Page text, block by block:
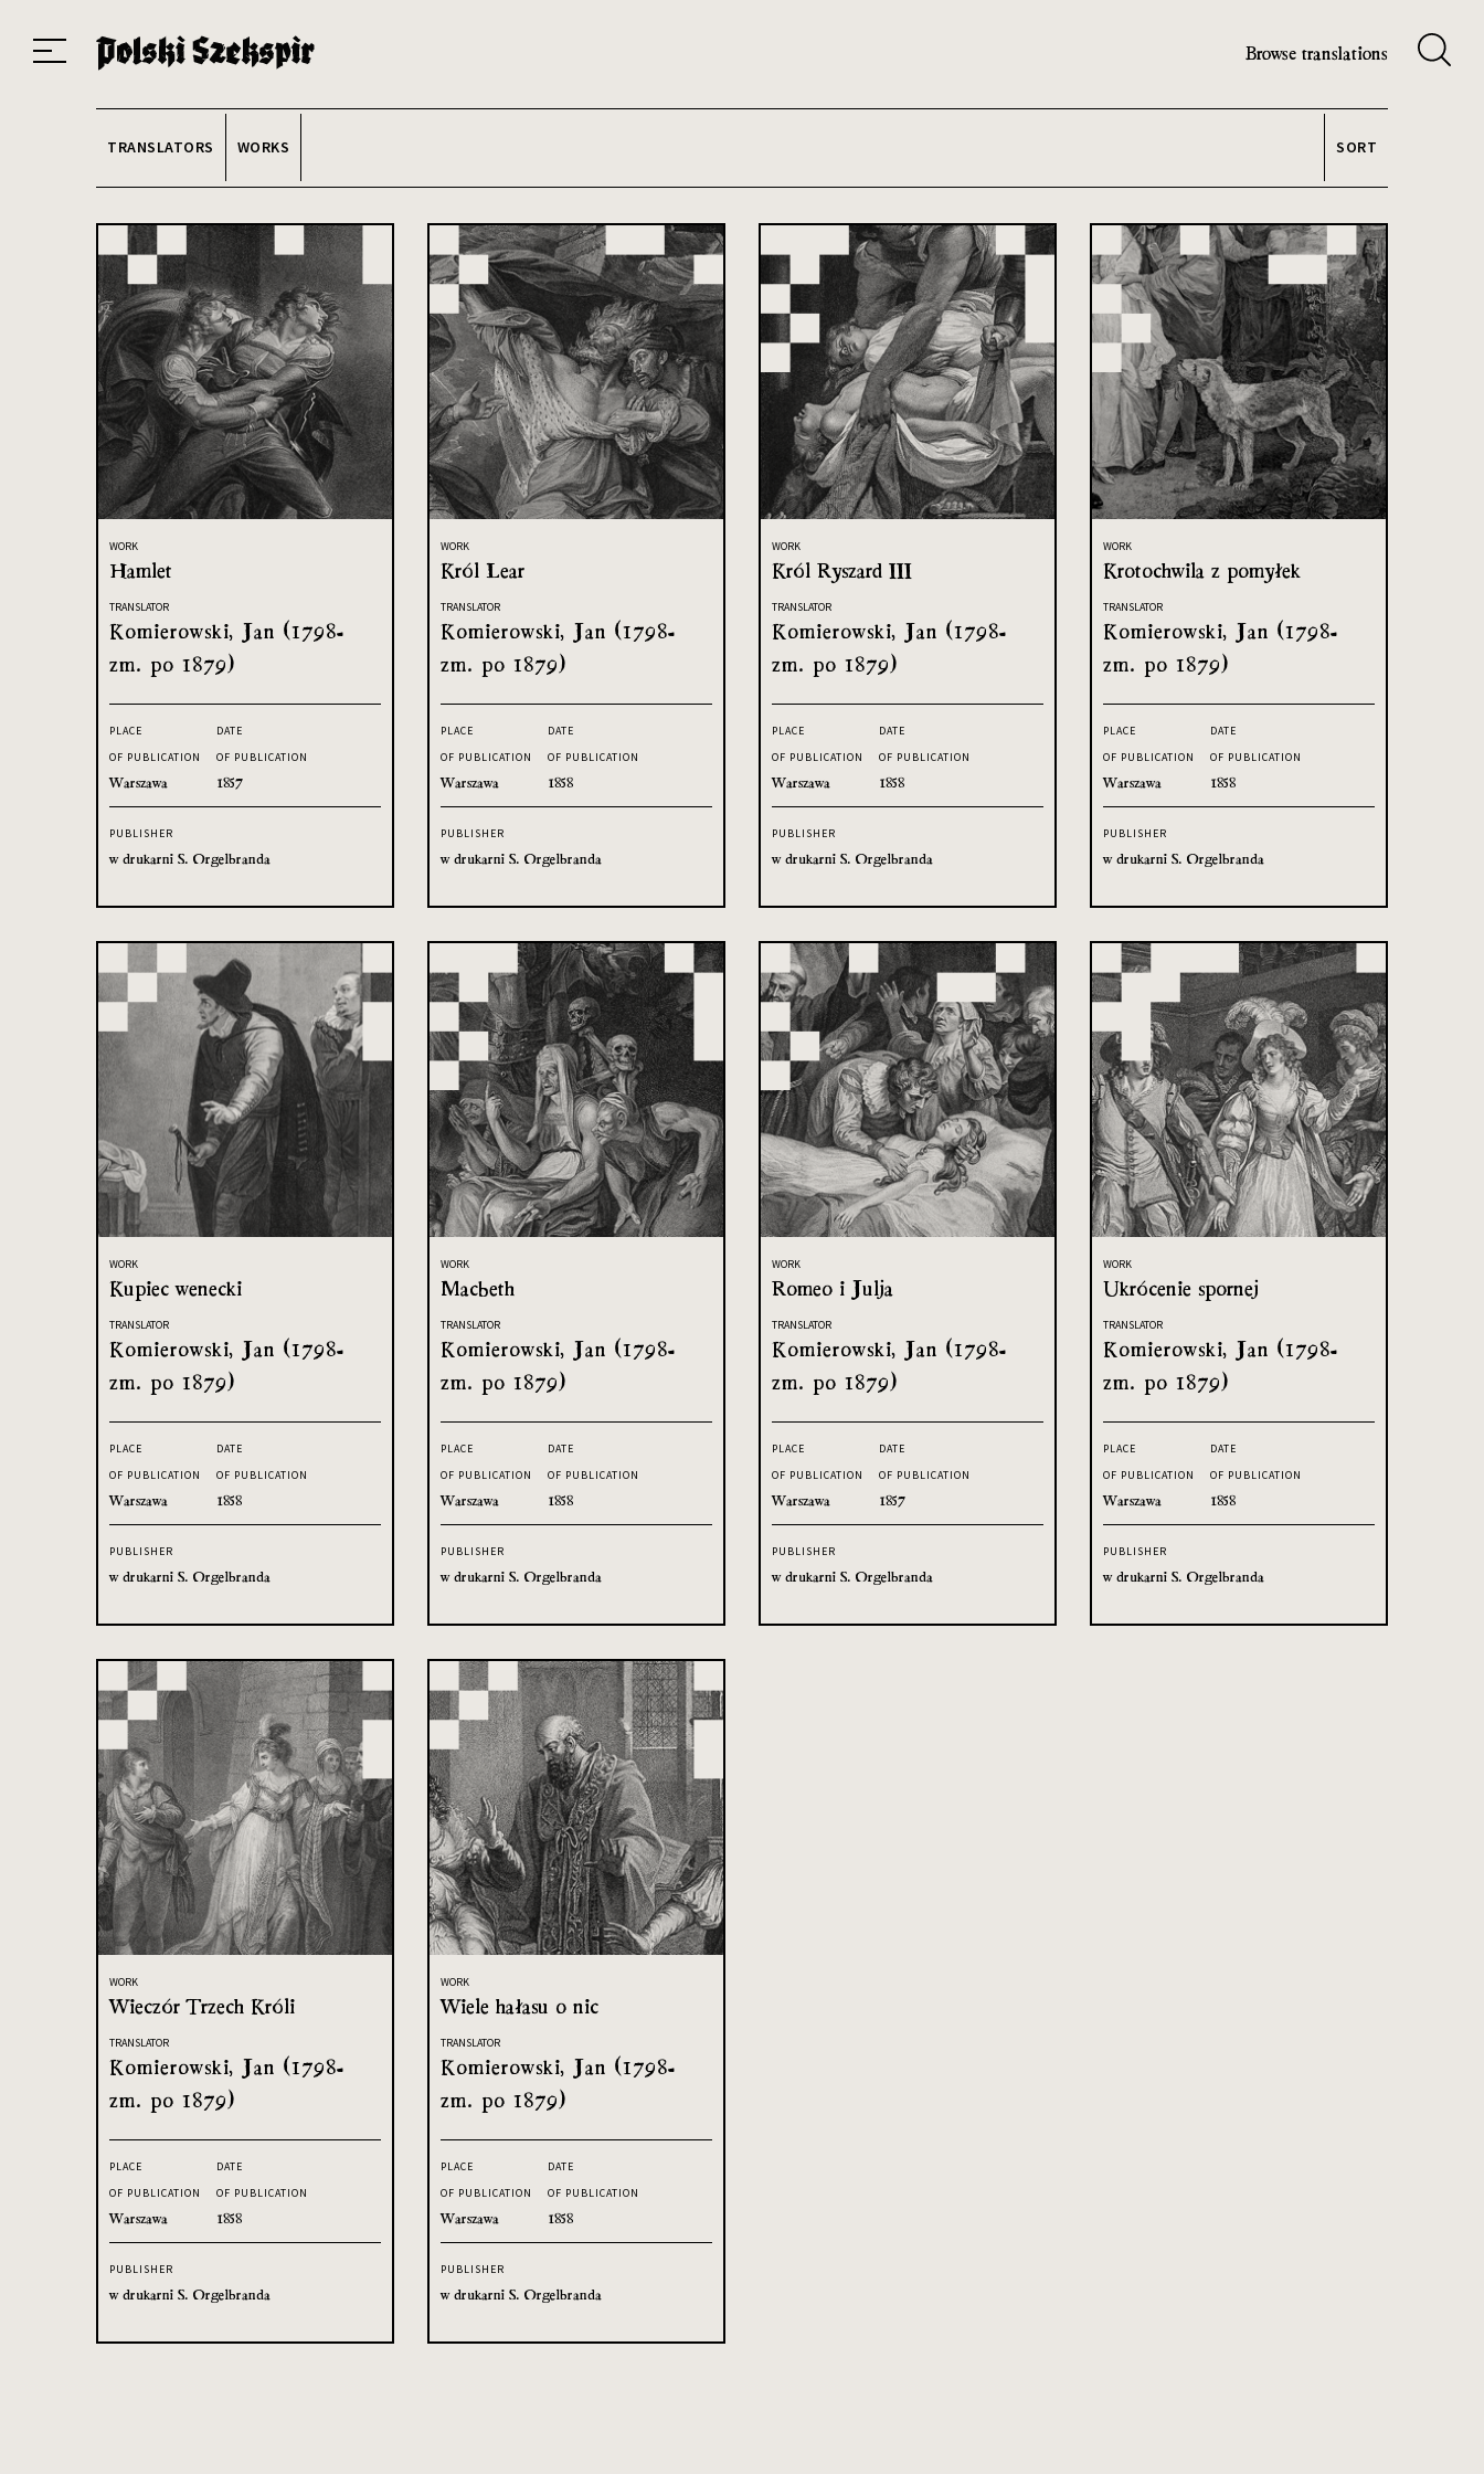
Browse translations
TRANSLATORS WORKS SORT
WORK
Hamlet
TRANSLATOR
Komierowski, Jan (1798-
zm. po 1879)
PLACE
OF PUBLICATION
Warszawa
DATE
OF PUBLICATION
1857
PUBLISHER
w drukarni S. Orgelbranda
WORK
Król Lear
TRANSLATOR
Komierowski, Jan (1798-
zm. po 1879)
PLACE
OF PUBLICATION
Warszawa
DATE
OF PUBLICATION
1858
PUBLISHER
w drukarni S. Orgelbranda
WORK
Król Ryszard III
TRANSLATOR
Komierowski, Jan (1798-
zm. po 1879)
PLACE
OF PUBLICATION
Warszawa
DATE
OF PUBLICATION
1858
PUBLISHER
w drukarni S. Orgelbranda
WORK
Krotochwila z pomyłek
TRANSLATOR
Komierowski, Jan (1798-
zm. po 1879)
PLACE
OF PUBLICATION
Warszawa
DATE
OF PUBLICATION
1858
PUBLISHER
w drukarni S. Orgelbranda
WORK
Kupiec wenecki
TRANSLATOR
Komierowski, Jan (1798-
zm. po 1879)
PLACE
OF PUBLICATION
Warszawa
DATE
OF PUBLICATION
1858
PUBLISHER
w drukarni S. Orgelbranda
WORK
Macbeth
TRANSLATOR
Komierowski, Jan (1798-
zm. po 1879)
PLACE
OF PUBLICATION
Warszawa
DATE
OF PUBLICATION
1858
PUBLISHER
w drukarni S. Orgelbranda
WORK
Romeo i Julja
TRANSLATOR
Komierowski, Jan (1798-
zm. po 1879)
PLACE
OF PUBLICATION
Warszawa
DATE
OF PUBLICATION
1857
PUBLISHER
w drukarni S. Orgelbranda
WORK
Ukrócenie spornej
TRANSLATOR
Komierowski, Jan (1798-
zm. po 1879)
PLACE
OF PUBLICATION
Warszawa
DATE
OF PUBLICATION
1858
PUBLISHER
w drukarni S. Orgelbranda
WORK
Wieczór Trzech Króli
TRANSLATOR
Komierowski, Jan (1798-
zm. po 1879)
PLACE
OF PUBLICATION
Warszawa
DATE
OF PUBLICATION
1858
PUBLISHER
w drukarni S. Orgelbranda
WORK
Wiele hałasu o nic
TRANSLATOR
Komierowski, Jan (1798-
zm. po 1879)
PLACE
OF PUBLICATION
Warszawa
DATE
OF PUBLICATION
1858
PUBLISHER
w drukarni S. Orgelbranda